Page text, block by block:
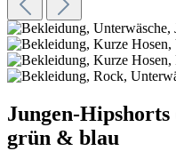
Jungen-
grün & blau